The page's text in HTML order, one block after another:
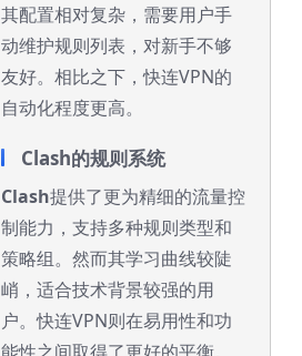
其配置相对复杂，需要用户手
动维护规则列表，对新手不够
友好。相比之下，快连VPN的
自动化程度更高。
Clash的规则系统
Clash提供了更为精细的流量控
制能力，支持多种规则类型和
策略组。然而其学习曲线较陡
峭，适合技术背景较强的用
户。快连VPN则在易用性和功